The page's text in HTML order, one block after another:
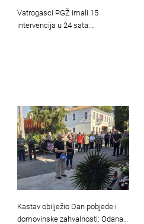
Vatrogasci PGŽ imali 15
intervencija u 24 sata:…
Kastav obilježio Dan pobjede i
domovinske zahvalnosti: Odana…